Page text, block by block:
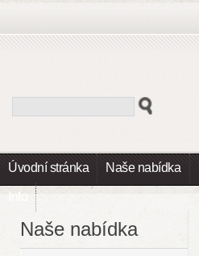
Úvodní stránka Naše nabídka
Info
Naše nabídka